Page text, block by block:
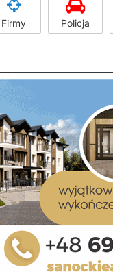
Firmy Policja